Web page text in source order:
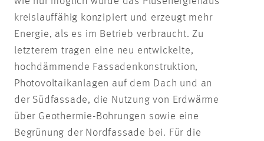
kreislauffähig konzipiert und erzeugt mehr
Energie, als es im Betrieb verbraucht. Zu
letzterem tragen eine neu entwickelte,
hochdämmende Fassadenkonstruktion,
Photovoltaikanlagen auf dem Dach und an
der Südfassade, die Nutzung von Erdwärme
über Geothermie-Bohrungen sowie eine
Begrünung der Nordfassade bei. Für die